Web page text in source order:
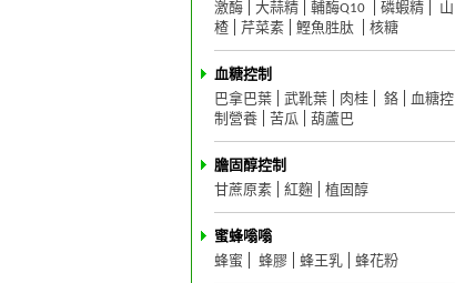
激酶
大蒜精 輔酶Q10 磷蝦精
山
楂
芹菜素 鰹魚胜肽 核糖
血糖控制
巴拿巴葉
武靴葉 肉桂 鉻
血糖控
制營養
苦瓜 葫蘆巴
膽固醇控制
甘蔗原素
紅麴 植固醇
蜜蜂嗡嗡
蜂蜜
蜂膠 蜂王乳 蜂花粉